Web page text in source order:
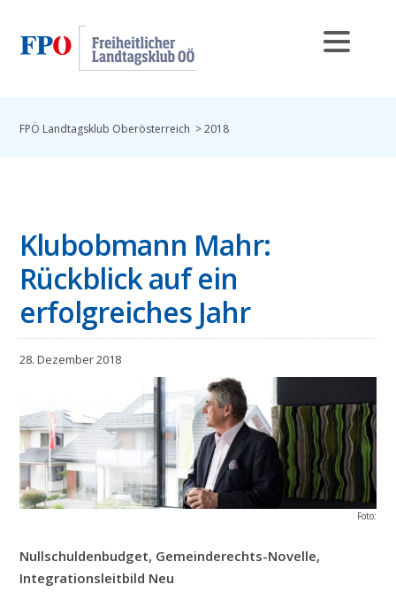
FPÖ Landtagsklub Oberösterreich >2018
Klubobmann Mahr:
Rückblick auf ein
erfolgreiches Jahr
28. Dezember 2018
Foto:
Nullschuldenbudget, Gemeinderechts-Novelle,
Integrationsleitbild Neu